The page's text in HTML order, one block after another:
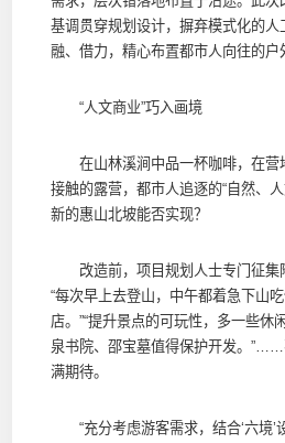
基调贯穿规划设计，摒弃模式化的
融、借力，精心布置都市人向往的户
“人文商业”巧入画境
在山林溪涧中品一杯咖啡，在营
接触的露营，都市人追逐的“自然、人
新的惠山北坡能否实现？
改造前，项目规划人士专门征集
“每次早上去登山，中午都着急下山
店。”“提升景点的可玩性，多一些休
泉书院、邵宝墓值得保护开发。
满期待。
“充分考虑游客需求，结合‘六境’